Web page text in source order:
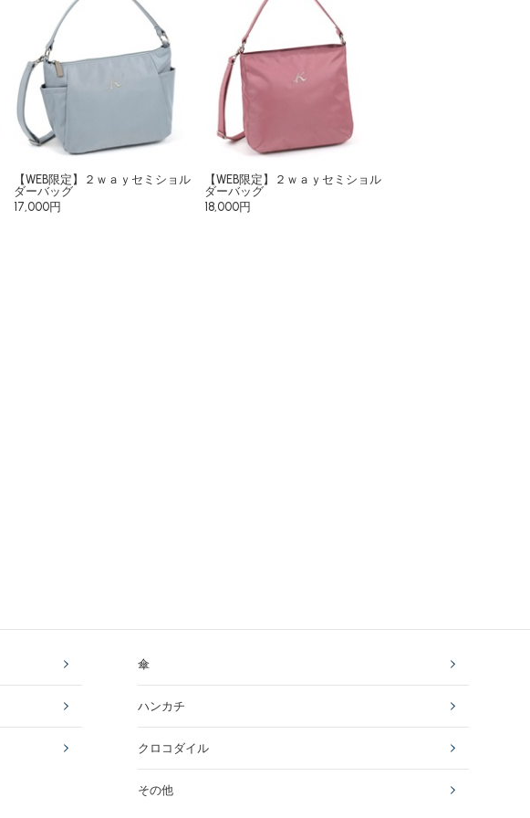
【WEB限定】２ｗａｙセミショル
ダーバッグ
17,000円
【WEB限定】２ｗａｙセミショル
ダーバッグ
18,000円
傘
ハンカチ
クロコダイル
その他